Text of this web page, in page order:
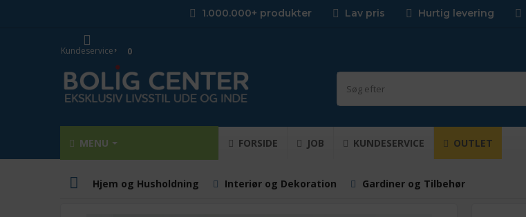
1.000.000+ produkter Lav pris Hurtig levering
Kundeservice 0
MENU FORSIDE JOB KUNDESERVICE OUTLET
Hjem og Husholdning Interiør og Dekoration Gardiner og Tilbehør